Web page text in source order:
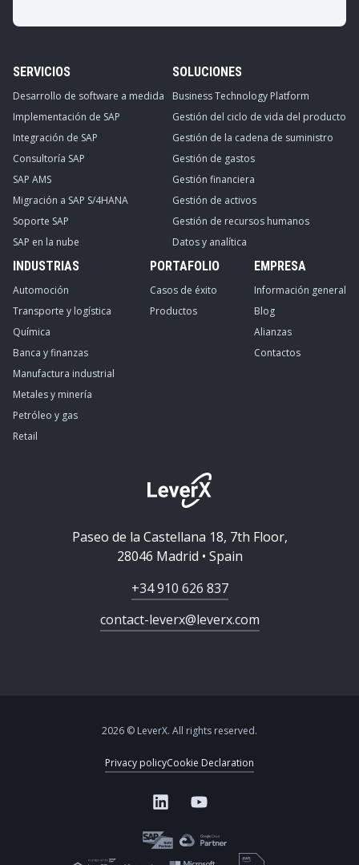
SERVICIOS
Desarrollo de software a medida
Implementación de SAP
Integración de SAP
Consultoría SAP
SAP AMS
Migración a SAP S/4HANA
Soporte SAP
SAP en la nube
SOLUCIONES
Business Technology Platform
Gestión del ciclo de vida del producto
Gestión de la cadena de suministro
Gestión de gastos
Gestión financiera
Gestión de activos
Gestión de recursos humanos
Datos y analítica
INDUSTRIAS
Automoción
Transporte y logística
Química
Banca y finanzas
Manufactura industrial
Metales y minería
Petróleo y gas
Retail
PORTAFOLIO
Casos de éxito
Productos
EMPRESA
Información general
Blog
Alianzas
Contactos
Paseo de la Castellana 18, 7th Floor,
28046 Madrid • Spain
+34 910 626 837
contact-leverx@leverx.com
2026 © LeverX. All rights reserved.
Privacy policyCookie Declaration